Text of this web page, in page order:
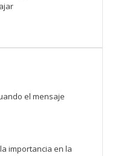
el mensaje
importancia en la